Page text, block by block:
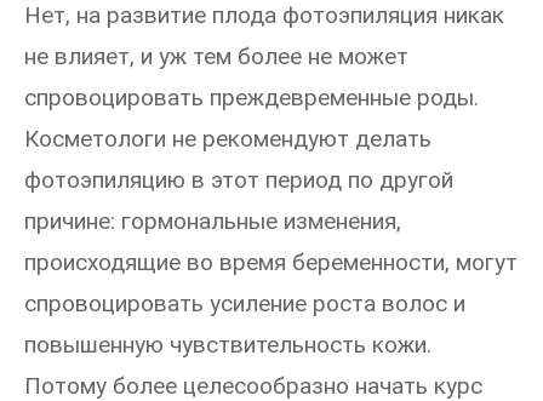
Нет, на развитие плода фотоэпиляция никак
не влияет, и уж тем более не может
спровоцировать преждевременные роды.
Косметологи не рекомендуют делать
фотоэпиляцию в этот период по другой
причине: гормональные изменения,
происходящие во время беременности, могут
спровоцировать усиление роста волос и
повышенную чувствительность кожи.
Потому более целесообразно начать курс